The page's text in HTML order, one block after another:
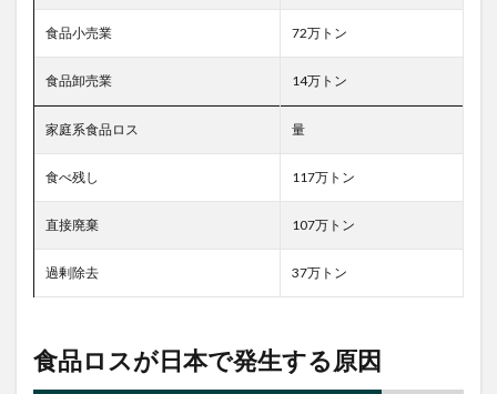
をチ
ェッ
5.7
冷凍
保存
持ち
6
EC
ト
6.1
6.2
食品小売業 72万トン
食品卸売業 14万トン
家庭系食品ロス 量
食べ残し 117万トン
直接廃棄 107万トン
過剰除去 37万トン
食品ロスが日本で発生する原因